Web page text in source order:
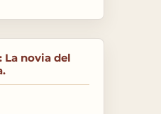
La novia del